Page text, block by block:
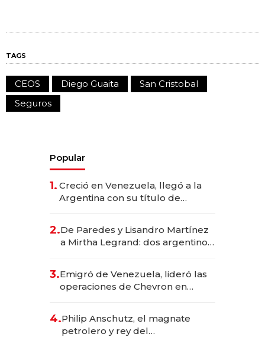
TAGS
CEOS Diego Guaita
San Cristobal
Seguros
Popular
1. Creció en Venezuela, llegó a la
Argentina con su título de
las marcas "fast premium"
2.De Paredes y Lisandro Martínez
a Mirtha Legrand: dos argentinos
3.Emigró de Venezuela, lideró las
operaciones de Chevron en
4.Philip Anschutz, el magnate
petrolero y rey del